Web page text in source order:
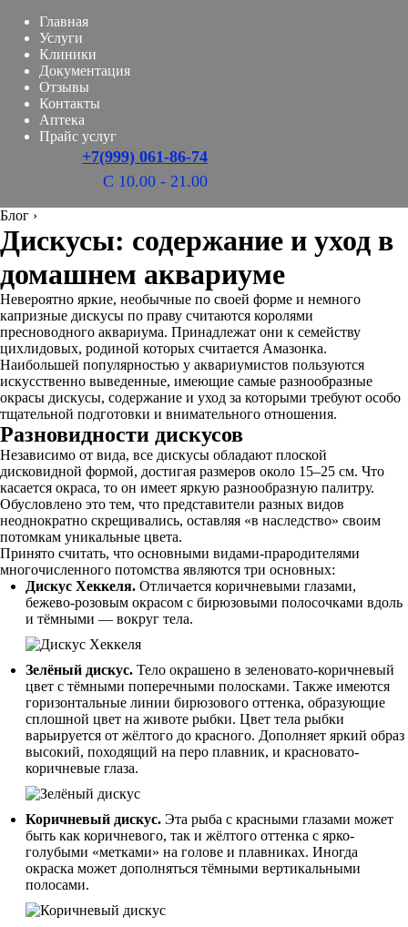
Главная
Услуги
Клиники
Документация
Отзывы
Контакты
Аптека
Прайс услуг
+7(999) 061-86-74
С 10.00 - 21.00
Блог ›
Дискусы: содержание и уход в
домашнем аквариуме
Невероятно яркие, необычные по своей форме и немного
капризные дискусы по праву считаются королями
пресноводного аквариума. Принадлежат они к семейству
цихлидовых, родиной которых считается Амазонка.
Наибольшей популярностью у аквариумистов пользуются
искусственно выведенные, имеющие самые разнообразные
окрасы дискусы, содержание и уход за которыми требуют особо
тщательной подготовки и внимательного отношения.
Разновидности дискусов
Независимо от вида, все дискусы обладают плоской
дисковидной формой, достигая размеров около 15–25 см. Что
касается окраса, то он имеет яркую разнообразную палитру.
Обусловлено это тем, что представители разных видов
неоднократно скрещивались, оставляя «в наследство» своим
потомкам уникальные цвета.
Принято считать, что основными видами-прародителями
многочисленного потомства являются три основных:
Дискус Хеккеля. Отличается коричневыми глазами,
бежево-розовым окрасом с бирюзовыми полосочками вдоль
и тёмными — вокруг тела.
Зелёный дискус. Тело окрашено в зеленовато-коричневый
цвет с тёмными поперечными полосками. Также имеются
горизонтальные линии бирюзового оттенка, образующие
сплошной цвет на животе рыбки. Цвет тела рыбки
варьируется от жёлтого до красного. Дополняет яркий образ
высокий, походящий на перо плавник, и красновато-
коричневые глаза.
Коричневый дискус. Эта рыба с красными глазами может
быть как коричневого, так и жёлтого оттенка с ярко-
голубыми «метками» на голове и плавниках. Иногда
окраска может дополняться тёмными вертикальными
полосами.